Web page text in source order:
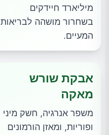
מיליארד חיידקים
בשחרור מושהה לבריאות
המעיים.
אבקת שורש
מאקה
משפר אנרגיה, חשק מיני
ופוריות, ומאזן הורמונים